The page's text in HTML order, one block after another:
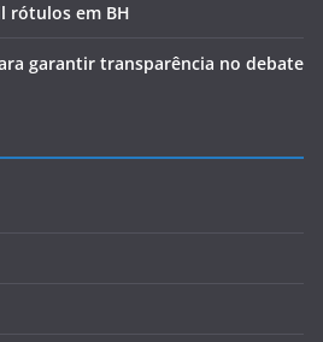
rótulos em BH
garantir transparência no debate